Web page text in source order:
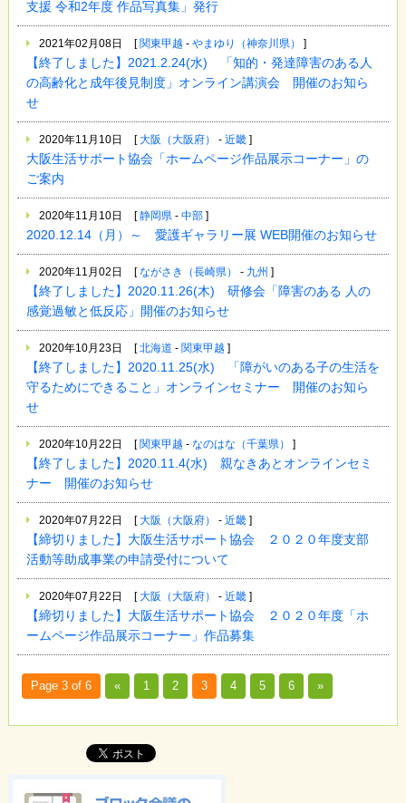
支援 令和2年度 作品写真集」発行
2021年02月08日 [ 関東甲越 - やまゆり（神奈川県） ]
【終了しました】2021.2.24(水) 「知的・発達障害のある人
の高齢化と成年後見制度」オンライン講演会 開催のお知ら
せ
2020年11月10日 [大阪（大阪府） - 近畿]
大阪生活サポート協会「ホームページ作品展示コーナー」の
ご案内
2020年11月10日 [静岡県- 中部]
2020.12.14（月）～ 愛護ギャラリー展 WEB開催のお知らせ
2020年11月02日 [ながさき（長崎県） - 九州 ]
【終了しました】2020.11.26(木) 研修会「障害のある 人の
感覚過敏と低反応」開催のお知らせ
2020年10月23日 [北海道 - 関東甲越 ]
【終了しました】2020.11.25(水) 「障がいのある子の生活を
守るためにできること」オンラインセミナー 開催のお知ら
せ
2020年10月22日 [ 関東甲越 - なのはな（千葉県） ]
【終了しました】2020.11.4(水) 親なきあとオンラインセミ
ナー 開催のお知らせ
2020年07月22日 [大阪（大阪府） - 近畿]
【締切りました】大阪生活サポート協会 ２０２０年度支部
活動等助成事業の申請受付について
2020年07月22日 [大阪（大阪府） - 近畿]
【締切りました】大阪生活サポート協会 ２０２０年度「ホ
ームページ作品展示コーナー」作品募集
Page 3 of 6 « 1 2 3 4 5 6 »